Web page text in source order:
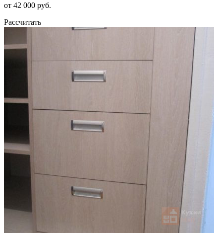
от 42 000 руб.
Рассчитать